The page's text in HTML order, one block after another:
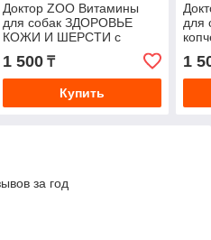
Доктор ZOO Витамины
для собак ЗДОРОВЬЕ
КОЖИ И ШЕРСТИ с
биотином 90таб
1 500₸
Купить
для
1
за год